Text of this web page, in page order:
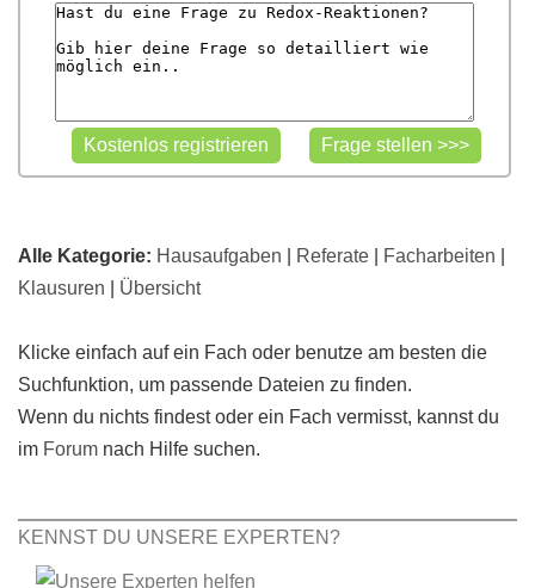
Alle Kategorie: Hausaufgaben Referate Facharbeiten
Klausuren
Übersicht
Klicke einfach auf ein Fach oder benutze am besten die
Suchfunktion, um passende Dateien zu finden.
Wenn du nichts findest oder ein Fach vermisst, kannst du
im Forum nach Hilfe suchen.
KENNST DU UNSERE EXPERTEN?